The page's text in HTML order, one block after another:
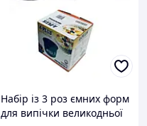
Набір із 3 роз ємних форм
для випічки великодньої